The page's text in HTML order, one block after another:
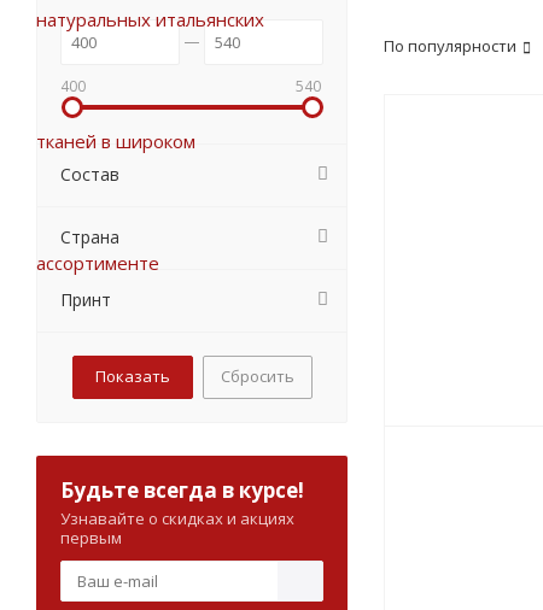
По популярности
400 540
Состав
Страна
Принт
Сбросить
Будьте всегда в курсе!
Узнавайте о скидках и акциях
первым